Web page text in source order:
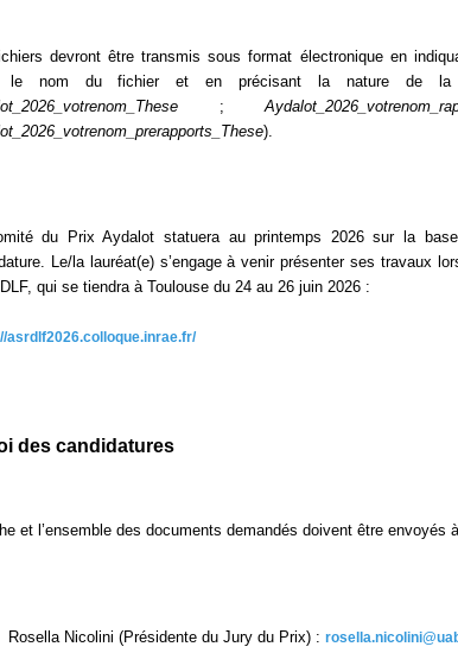
devront être transmis sous format électronique en
le nom du fichier et en précisant la nature de
;
).
du Prix Aydalot statuera au printemps 2026 sur la
Le/la lauréat(e) s’engage à venir présenter ses travaux
qui se tiendra à Toulouse du 24 au 26 juin 2026 :
asrdlf2026.colloque.inrae.fr/
des candidatures
et l’ensemble des documents demandés doivent être envoyés
Rosella Nicolini (Présidente du Jury du Prix) :